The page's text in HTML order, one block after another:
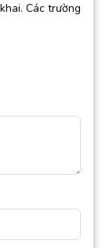
Các trường